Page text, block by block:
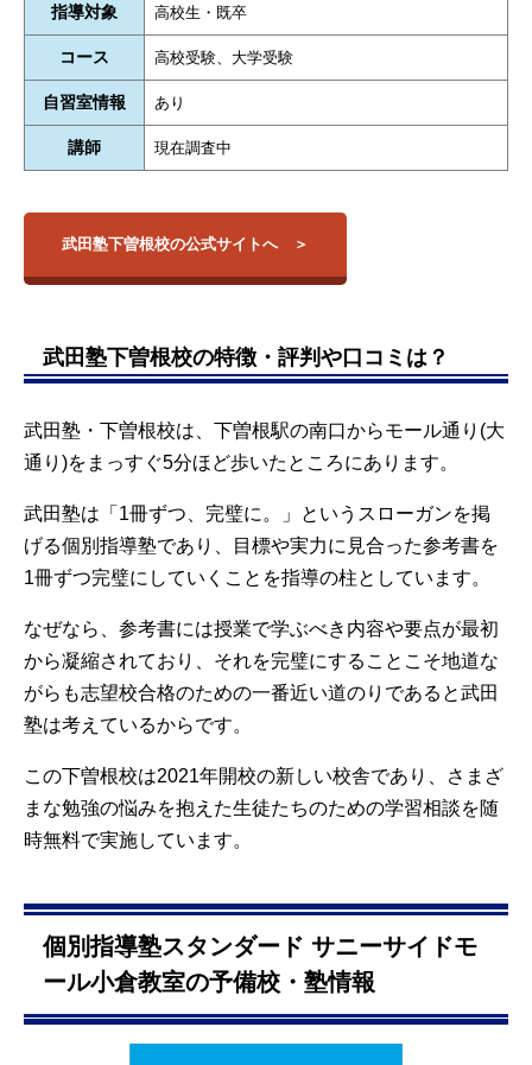
指導対象 高校生・既卒
コース 高校受験、大学受験
自習室情報 あり
講師 現在調査中
武田塾下曽根校の公式サイトへ
武田塾下曽根校の特徴・評判や口コミは？
武田塾・下曽根校は、下曽根駅の南口からモール通り(大
通り)をまっすぐ5分ほど歩いたところにあります。
武田塾は「1冊ずつ、完璧に。」というスローガンを掲
げる個別指導塾であり、目標や実力に見合った参考書を
1冊ずつ完璧にしていくことを指導の柱としています。
なぜなら、参考書には授業で学ぶべき内容や要点が最初
から凝縮されており、それを完璧にすることこそ地道な
がらも志望校合格のための一番近い道のりであると武田
塾は考えているからです。
この下曽根校は2021年開校の新しい校舎であり、さまざ
まな勉強の悩みを抱えた生徒たちのための学習相談を随
時無料で実施しています。
個別指導塾スタンダード サニーサイドモ
ール小倉教室の予備校・塾情報